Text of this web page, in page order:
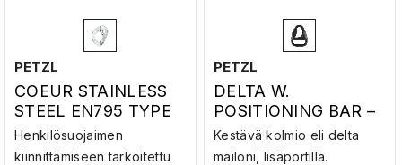
PETZL
COEUR STAINLESS
STEEL EN795 TYPE
A EN959 –
PORAHAAN LEHTI
Henkilösuojaimen
kiinnittämiseen tarkoitettu
PETZL
DELTA W.
POSITIONING BAR –
MAILLONI
Kestävä kolmio eli delta
mailoni, lisäportilla.